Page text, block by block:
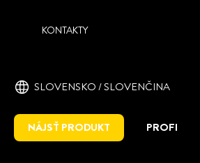
KONTAKTY
SLOVENSKO / SLOVENČINA
NÁJSŤ PRODUKT PROFI